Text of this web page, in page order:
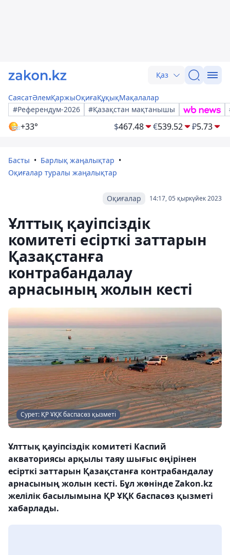
Қаз
СаясатӘлемҚаржыОқиғаҚұқықМақалалар
#Референдум-2026
#Қазақстан мақтанышы
+33° $467.48 €539.52 ₽5.73
Басты
Барлық жаңалықтар
Оқиғалар туралы жаңалықтар
14:17, 05 қыркүйек 2023
Оқиғалар
Ұлттық қауіпсіздік
комитеті есірткі заттарын
Қазақстанға
контрабандалау
арнасының жолын кесті
Сурет: ҚР ҰҚК баспасөз қызметі
Ұлттық қауіпсіздік комитеті Каспий
акваториясы арқылы таяу шығыс өңірінен
есірткі заттарын Қазақстанға контрабандалау
арнасының жолын кесті. Бұл жөнінде Zakon.kz
желілік басылымына ҚР ҰҚК баспасөз қызметі
хабарлады.